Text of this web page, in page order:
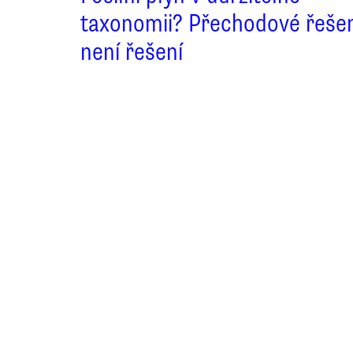
taxonomii? Přechodové
není řešení